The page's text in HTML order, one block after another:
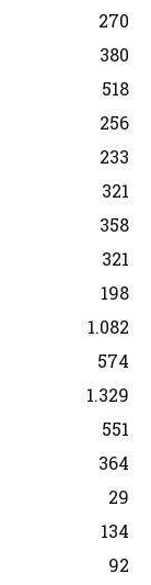
270
380
518
256
233
321
358
321
198
1.082
574
1.329
551
364
29
134
92